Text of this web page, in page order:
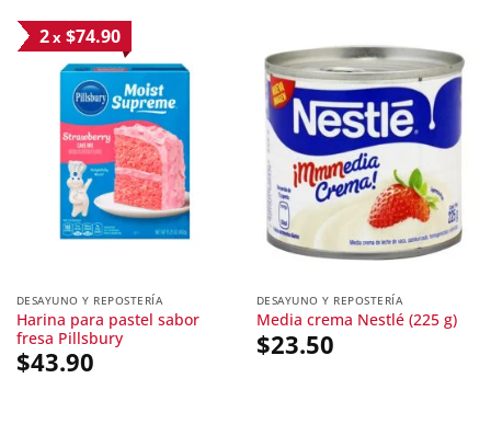
2x$74.90
DESAYUNO Y REPOSTERÍA
Harina para pastel sabor
fresa Pillsbury
$43.90
DESAYUNO Y REPOSTERÍA
Media crema Nestlé (225 g)
$23.50